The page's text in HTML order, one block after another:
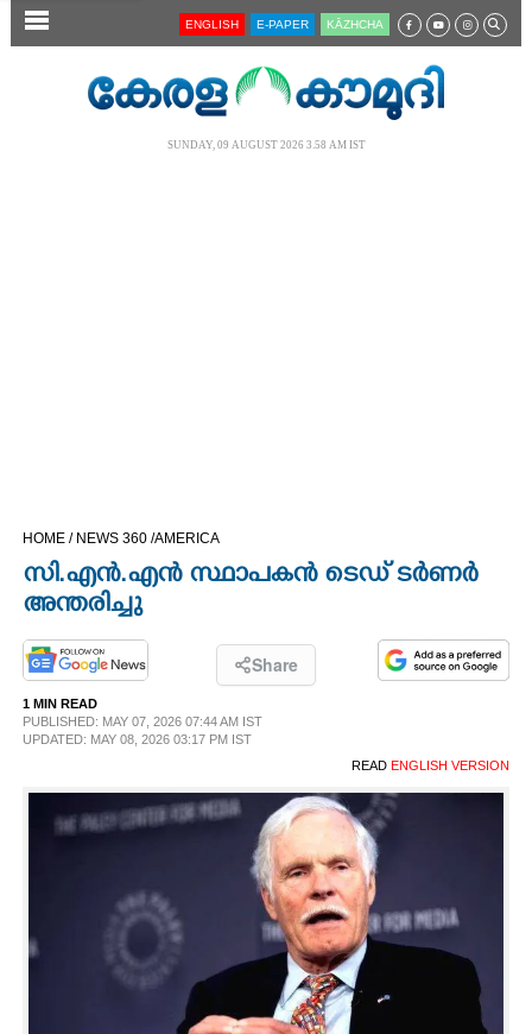
SECTIONS
SPIRITUAL
ENGLISH E-PAPER KĀZHCHA
SUNDAY, 09 AUGUST 2026 3.58 AM IST
HOME / NEWS 360 /AMERICA
സി.എൻ.എൻ സ്ഥാപകൻ ടെഡ് ടർണർ
അന്തരിച്ചു
Share
1 MIN READ
PUBLISHED: MAY 07, 2026 07:44 AM IST
UPDATED: MAY 08, 2026 03:17 PM IST
READ ENGLISH VERSION